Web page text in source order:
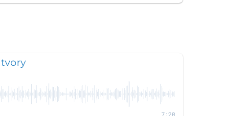
7:20